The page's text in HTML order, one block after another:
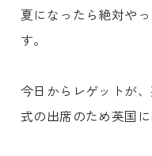
夏になったら絶対や
す。
今日からレゲットが
式の出席のため英国に